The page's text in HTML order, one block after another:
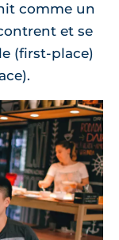
comme un
et se
(first-place)